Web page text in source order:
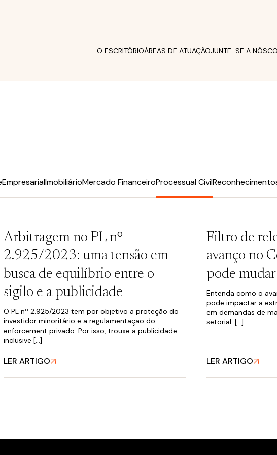
O ESCRITÓRIOÁREAS DE ATUAÇÃOJUNTE-SE A NÓS
EmpresarialImobiliárioMercado FinanceiroProcessual Civil
Arbitragem no PL nº
2.925/2023: uma tensão em
busca de equilíbrio entre o
sigilo e a publicidade
O PL nº 2.925/2023 tem por objetivo a proteção do
investidor minoritário e a regulamentação do
enforcement privado. Por isso, trouxe a publicidade –
inclusive […]
LER ARTIGO
Filtro de
avanço no
pode
Entenda como o
pode impactar a
em demandas de
setorial. […]
LER ARTIGO